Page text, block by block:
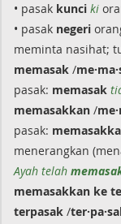
• pasak kunci ki
• pasak negeri
meminta nasihat;
memasak /
pasak: memasak
memasakkan /
pasak:
menerangkan
Ayah telah
memasakkan ke
terpasak /